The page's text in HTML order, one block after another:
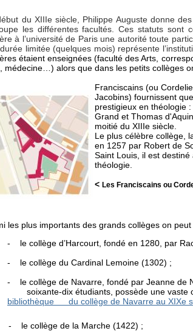
du XIIIe siècle, Philippe Auguste donne
les différentes facultés. Ces statuts sont
à l’université de Paris une autorité toute
limitée (quelques mois) représente
étaient enseignées (faculté des Arts,
médecine…) alors que dans les petits collèges
Franciscains (ou
Jacobins) fournissent
prestigieux en théologie
Grand et Thomas
moitié du XIIIe siècle.
Le plus célèbre collège,
en 1257 par Robert de
Saint Louis, il est destiné
théologie.
< Les Franciscains ou
les plus importants des grands collèges on peut
-
le collège d’Harcourt, fondé en 1280, par
-
le collège du Cardinal Lemoine (1302) ;
-
le collège de Navarre, fondé par Jeanne
soixante-dix étudiants, possède une vaste
bibliothèque du collège de Navarre au XIXe s
-
le collège de la Marche (1422) ;